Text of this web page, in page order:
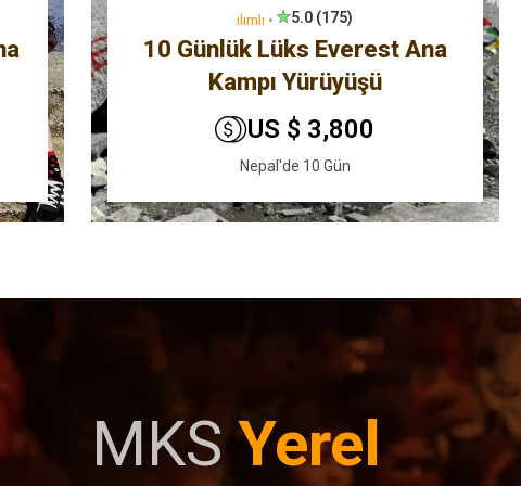
ılımlı • 5.0 (175)
10 Günlük Lüks Everest Ana
Kampı Yürüyüşü
US $ 3,800
Nepal'de 10 Gün
MKS Yerel